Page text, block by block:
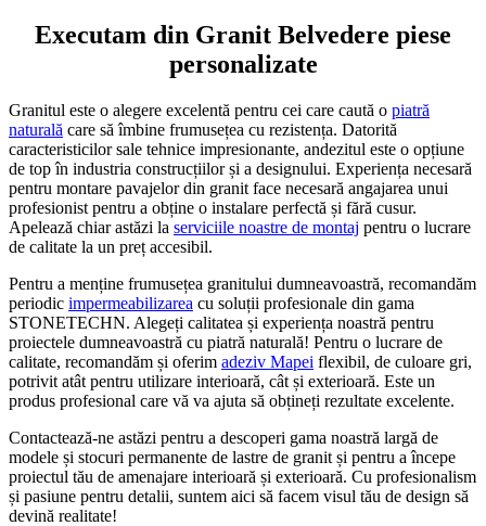
Executam din Granit Belvedere piese
personalizate
Granitul este o alegere excelentă pentru cei care caută o piatră
naturală care să îmbine frumusețea cu rezistența. Datorită
caracteristicilor sale tehnice impresionante, andezitul este o opțiune
de top în industria construcțiilor și a designului. Experiența necesară
pentru montare pavajelor din granit face necesară angajarea unui
profesionist pentru a obține o instalare perfectă și fără cusur.
Apelează chiar astăzi la serviciile noastre de montaj pentru o lucrare
de calitate la un preț accesibil.
Pentru a menține frumusețea granitului dumneavoastră, recomandăm
periodic impermeabilizarea cu soluții profesionale din gama
STONETECHN. Alegeți calitatea și experiența noastră pentru
proiectele dumneavoastră cu piatră naturală! Pentru o lucrare de
calitate, recomandăm și oferim adeziv Mapei flexibil, de culoare gri,
potrivit atât pentru utilizare interioară, cât și exterioară. Este un
produs profesional care vă va ajuta să obțineți rezultate excelente.
Contactează-ne astăzi pentru a descoperi gama noastră largă de
modele și stocuri permanente de lastre de granit și pentru a începe
proiectul tău de amenajare interioară și exterioară. Cu profesionalism
și pasiune pentru detalii, suntem aici să facem visul tău de design să
devină realitate!